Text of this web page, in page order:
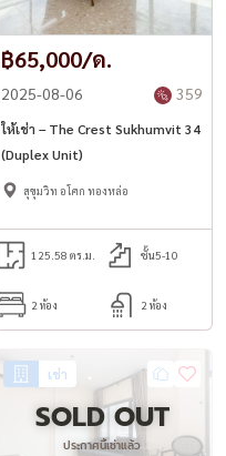
฿65,000/ด.
2025-08-06 359
ให้เช่า – The Crest Sukhumvit 34
(Duplex Unit)
สุขุมวิท อโศก ทองหล่อ
125.58 ตร.ม. ชั้น5-10
2 ห้อง 2 ห้อง
เช่า
SOLD OUT
ประกาศนี้เช่าแล้ว